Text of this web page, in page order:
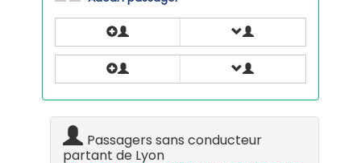
Passagers sans conducteur
partant de Lyon